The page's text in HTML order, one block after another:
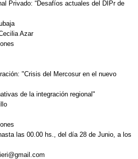
Privado: “Desafíos actuales del DIPr de
Azar
"Crisis del Mercosur en el nuevo
de la integración regional"
las 00.00 hs., del día 28 de Junio, a los